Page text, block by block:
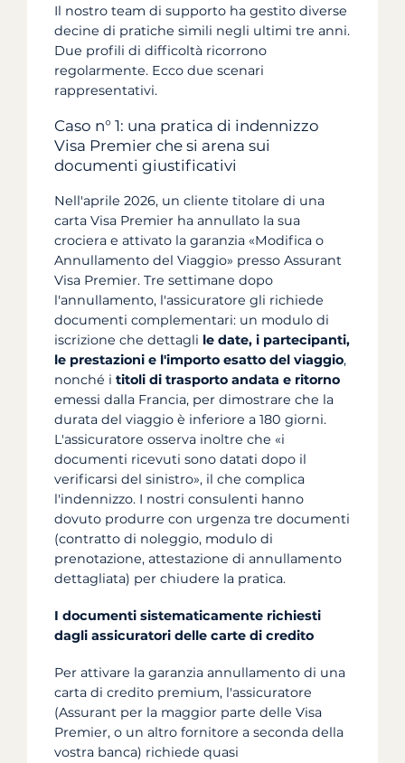
Il nostro team di supporto ha gestito diverse
decine di pratiche simili negli ultimi tre anni.
Due profili di difficoltà ricorrono
regolarmente. Ecco due scenari
rappresentativi.
Caso n° 1: una pratica di indennizzo
Visa Premier che si arena sui
documenti giustificativi
Nell'aprile 2026, un cliente titolare di una
carta Visa Premier ha annullato la sua
crociera e attivato la garanzia «Modifica o
Annullamento del Viaggio» presso Assurant
Visa Premier. Tre settimane dopo
l'annullamento, l'assicuratore gli richiede
documenti complementari: un modulo di
iscrizione che dettagli le date, i partecipanti,
le prestazioni e l'importo esatto del viaggio,
nonché i titoli di trasporto andata e ritorno
emessi dalla Francia, per dimostrare che la
durata del viaggio è inferiore a 180 giorni.
L'assicuratore osserva inoltre che «i
documenti ricevuti sono datati dopo il
verificarsi del sinistro», il che complica
l'indennizzo. I nostri consulenti hanno
dovuto produrre con urgenza tre documenti
(contratto di noleggio, modulo di
prenotazione, attestazione di annullamento
dettagliata) per chiudere la pratica.
I documenti sistematicamente richiesti
dagli assicuratori delle carte di credito
Per attivare la garanzia annullamento di una
carta di credito premium, l'assicuratore
(Assurant per la maggior parte delle Visa
Premier, o un altro fornitore a seconda della
vostra banca) richiede quasi